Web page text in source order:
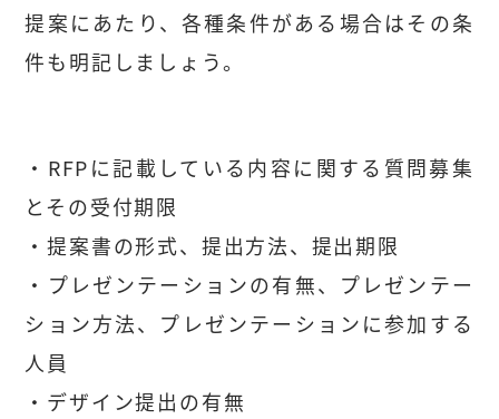
提案にあたり、各種条件がある場合はその条
件も明記しましょう。
・RFPに記載している内容に関する質問募集
とその受付期限
・提案書の形式、提出方法、提出期限
・プレゼンテーションの有無、プレゼンテー
ション方法、プレゼンテーションに参加する
人員
・デザイン提出の有無